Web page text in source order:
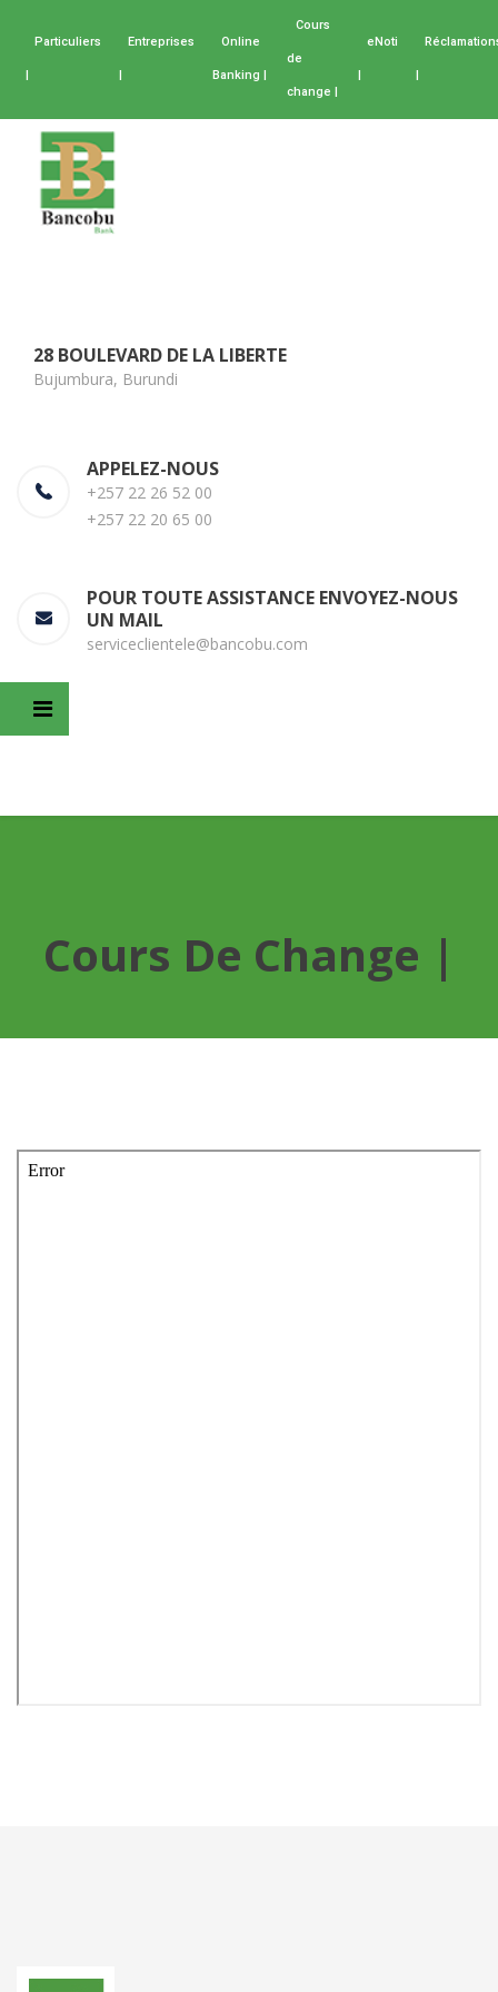
Particuliers
|
Entreprises
|
Online
Banking |
Cours
de
change |
eNoti
| |
28 BOULEVARD DE LA LIBERTE
Bujumbura, Burundi
APPELEZ-NOUS
+257 22 26 52 00
+257 22 20 65 00
POUR TOUTE ASSISTANCE ENVOYEZ-NOUS
UN MAIL
serviceclientele@bancobu.com
Cours De Change |